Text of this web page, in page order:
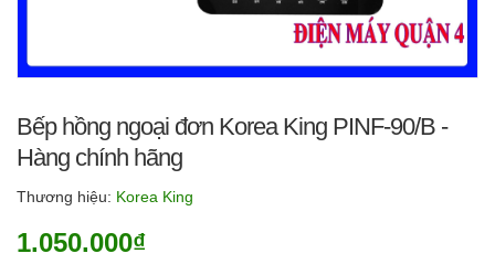
Bếp hồng ngoại đơn Korea King PINF-90/B -
Hàng chính hãng
Thương hiệu: Korea King
1.050.000₫